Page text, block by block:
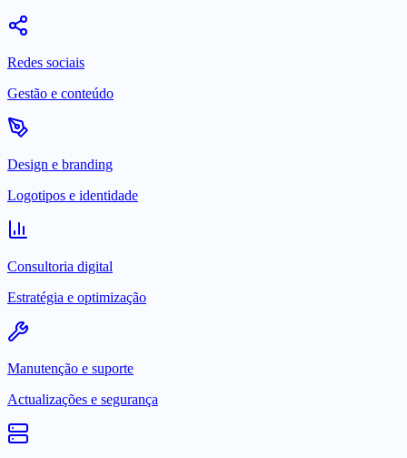
Redes sociais
Gestão e conteúdo
Design e branding
Logotipos e identidade
Consultoria digital
Estratégia e optimização
Manutenção e suporte
Actualizações e segurança